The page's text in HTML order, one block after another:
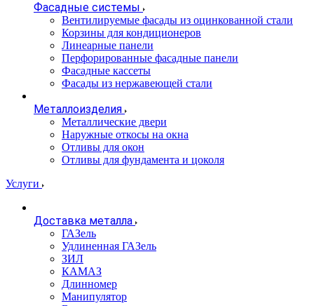
Фасадные системы
Вентилируемые фасады из оцинкованной стали
Корзины для кондиционеров
Линеарные панели
Перфорированные фасадные панели
Фасадные кассеты
Фасады из нержавеющей стали
Металлоизделия
Металлические двери
Наружные откосы на окна
Отливы для окон
Отливы для фундамента и цоколя
Услуги
Доставка металла
ГАЗель
Удлиненная ГАЗель
ЗИЛ
КАМАЗ
Длинномер
Манипулятор